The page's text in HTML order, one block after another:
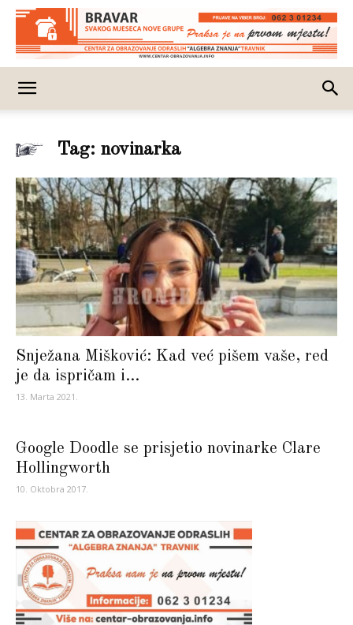
Tag: novinarka
Snježana Mišković: Kad već pišem vaše, red
je da ispričam i...
13. Marta 2021.
Google Doodle se prisjetio novinarke Clare
Hollingworth
10. Oktobra 2017.